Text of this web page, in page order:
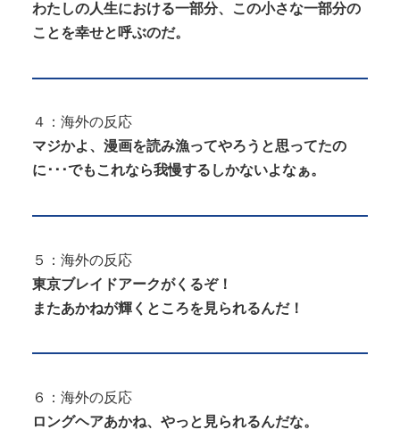
わたしの人生における一部分、この小さな一部分の
ことを幸せと呼ぶのだ。
４：海外の反応
マジかよ、漫画を読み漁ってやろうと思ってたの
に･･･でもこれなら我慢するしかないよなぁ。
５：海外の反応
東京ブレイドアークがくるぞ！
またあかねが輝くところを見られるんだ！
６：海外の反応
ロングヘアあかね、やっと見られるんだな。